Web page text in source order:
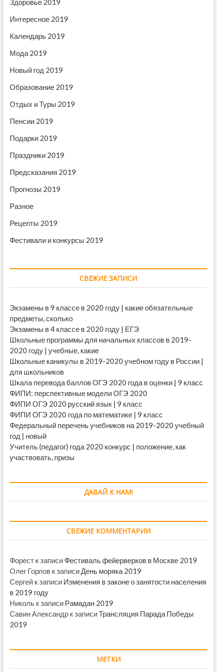
а
п
и
с
я
Интересное 2019
Календарь 2019
Мода 2019
Новый год 2019
Образование 2019
Отдых и Туры 2019
Пенсии 2019
Подарки 2019
Праздники 2019
Предсказания 2019
Прогнозы 2019
Разное
Рецепты 2019
Фестивали и конкурсы 2019
СВЕЖИЕ ЗАПИСИ
Экзамены в 9 классе в 2020 году | какие обязательные
предметы, сколько
Экзамены в 4 классе в 2020 году | ЕГЭ
Школьные программы для начальных классов в 2019-
2020 году | учебные, какие
Школьные каникулы в 2019-2020 учебном году в России |
для школьников
Шкала перевода баллов ОГЭ 2020 года в оценки | 9 класс
ФИПИ: перспективные модели ОГЭ 2020
ФИПИ ОГЭ 2020 русский язык | 9 класс
ФИПИ ОГЭ 2020 года по математике | 9 класс
Федеральный перечень учебников на 2019-2020 учебный
год | новый
Учитель (педагог) года 2020 конкурс | положение, как
участвовать, призы
ДАВАЙ К НАМ!
СВЕЖИЕ КОММЕНТАРИИ
Форестк записи Фестиваль фейерверков в Москве 2019
Олег Горловк записи День моряка 2019
Сергейк записи Изменения в законе о занятости населения
в 2019 году
Никольк записи Рамадан 2019
Савин Александрк записиТрансляция Парада Победы
2019
МЕТКИ